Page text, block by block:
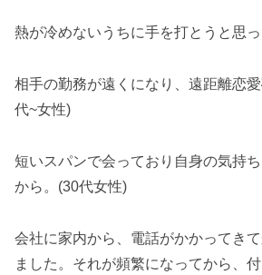
熱が冷めないうちに手を打とうと思
相手の勤務が遠くになり、遠距離恋
代~女性)
短いスパンで会っており自身の気持
から。(30代女性)
会社に家内から、電話がかかってき
ました。それが頻繁になってから、